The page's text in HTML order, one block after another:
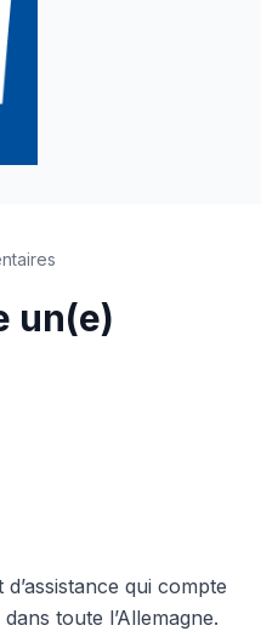
un(e)
qui compte
toute l’Allemagne.